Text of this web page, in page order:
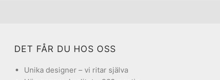
DET FÅR DU HOS OSS
Unika designer – vi ritar själva